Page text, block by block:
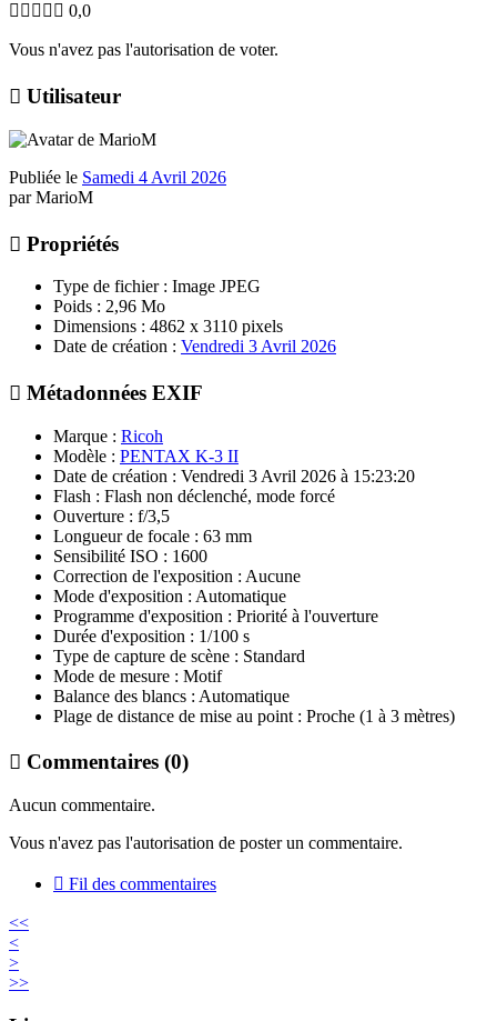
     0,0
Vous n'avez pas l'autorisation de voter.
 Utilisateur
Publiée le Samedi 4 Avril 2026
parMarioM
 Propriétés
Type de fichier: Image JPEG
Poids : 2,96 Mo
Dimensions : 4862 x 3110 pixels
Date de création : Vendredi 3 Avril 2026
 Métadonnées EXIF
Marque : Ricoh
Modèle : PENTAX K-3 II
Date de création : Vendredi 3 Avril 2026 à 15:23:20
Flash : Flash non déclenché, mode forcé
Ouverture : f/3,5
Longueur de focale : 63 mm
Sensibilité ISO : 1600
Correction de l'exposition : Aucune
Mode d'exposition : Automatique
Programme d'exposition : Priorité à l'ouverture
Durée d'exposition : 1/100 s
Type de capture de scène : Standard
Mode de mesure : Motif
Balance des blancs : Automatique
Plage de distance de mise au point : Proche (1 à 3 mètres)
 Commentaires (0)
Aucun commentaire.
Vous n'avez pas l'autorisation de poster un commentaire.
 Fil des commentaires
<<
<
>
>>